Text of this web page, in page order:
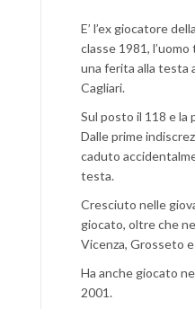
E’ l’ex giocatore
classe 1981,
una ferita alla testa
Cagliari.
Sul posto il 118 e la
Dalle prime
caduto
testa.
Cresciuto nelle
giocato, oltre che
Vicenza, Grosseto
Ha anche giocato
2001.